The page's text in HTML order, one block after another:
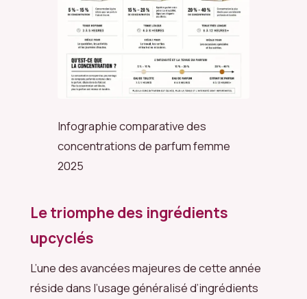
Infographie comparative des
concentrations de parfum femme
2025
Le triomphe des ingrédients
upcyclés
L’une des avancées majeures de cette année
réside dans l’usage généralisé d’ingrédients